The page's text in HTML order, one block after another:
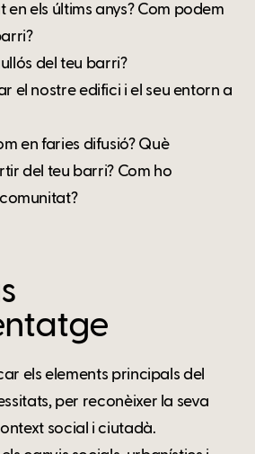
en els últims anys? Com podem
del teu barri?
el nostre edifici i el seu entorn a
en faries difusió? Què
del teu barri? Com ho
els elements principals del
per reconèixer la seva
social i ciutadà.